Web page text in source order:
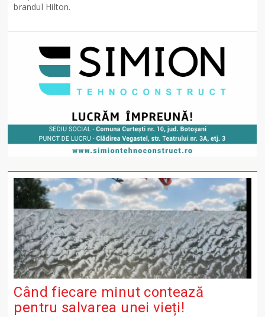
brandul Hilton.
Când fiecare minut contează
pentru salvarea unei vieți!